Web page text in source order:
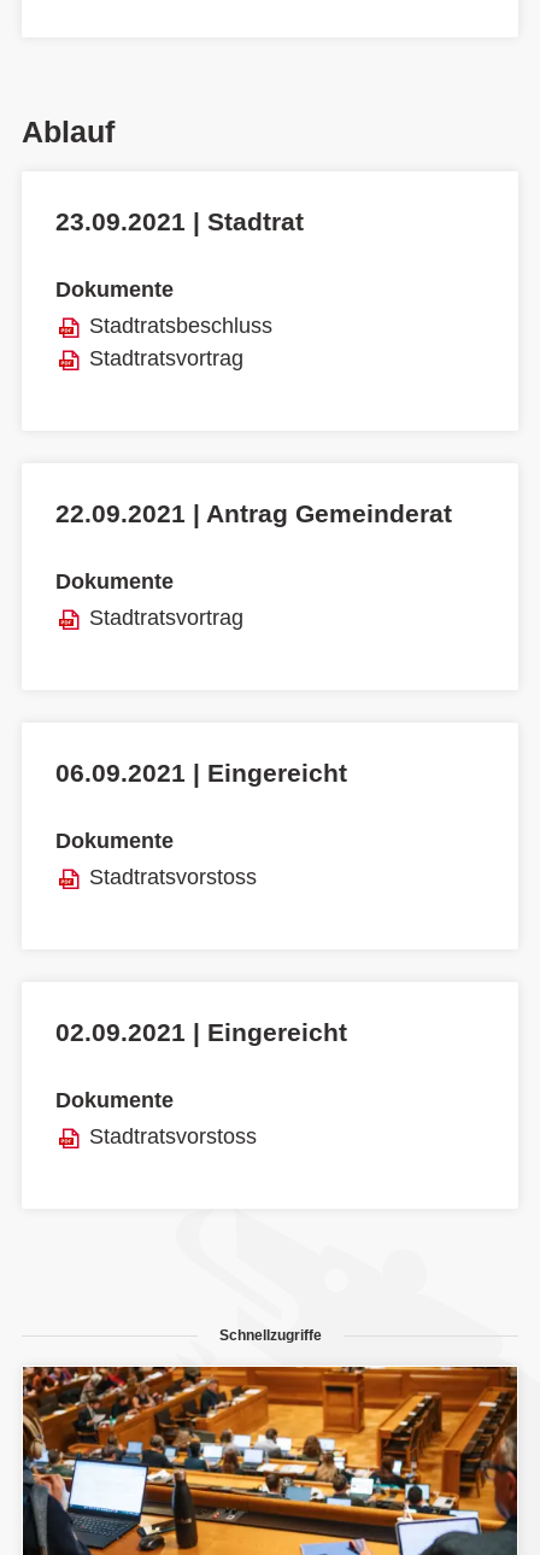
Ablauf
23.09.2021 | Stadtrat
Dokumente
Stadtratsbeschluss
Stadtratsvortrag
22.09.2021 | Antrag Gemeinderat
Dokumente
Stadtratsvortrag
06.09.2021 | Eingereicht
Dokumente
Stadtratsvorstoss
02.09.2021 | Eingereicht
Dokumente
Stadtratsvorstoss
Schnellzugriffe